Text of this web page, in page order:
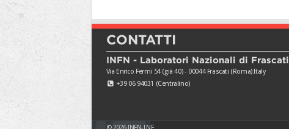
CONTATTI
INFN - Laboratori Nazionali di Frascati
Via Enrico Fermi 54 (già 40) - 00044 Frascati (Roma) Italy
+39 06 94031 (Centralino)